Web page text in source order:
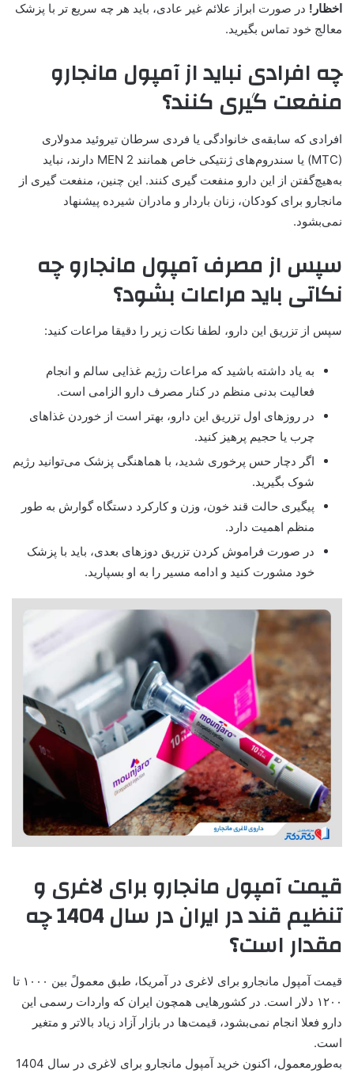
اخظار! در صورت ابراز علائم غیر عادی، باید هر چه سریع تر با پزشک
معالج خود تماس بگیرید.
چه افرادی نباید از آمپول مانجارو
منفعت گیری کنند؟
افرادی که سابقه‌ی خانوادگی یا فردی سرطان تیروئید مدولاری
(MTC) یا سندروم‌های ژنتیکی خاص همانند MEN 2 دارند، نباید
به‌هیچ‌گفتن از این دارو منفعت گیری کنند. این چنین، منفعت گیری از
مانجارو برای کودکان، زنان باردار و مادران شیرده پیشنهاد
نمی‌بشود.
سپس از مصرف آمپول مانجارو چه
نکاتی باید مراعات بشود؟
سپس از تزریق این دارو، لطفا نکات زیر را دقیقا مراعات کنید:
به یاد داشته باشید که مراعات رژیم غذایی سالم و انجام
فعالیت بدنی منظم در کنار مصرف دارو الزامی است.
در روزهای اول تزریق این دارو، بهتر است از خوردن غذاهای
چرب یا حجیم پرهیز کنید.
اگر دچار حس پرخوری شدید، با هماهنگی پزشک می‌توانید رژیم
شوک بگیرید.
پیگیری حالت قند خون، وزن و کارکرد دستگاه گوارش به طور
منظم اهمیت دارد.
در صورت فراموش کردن تزریق دوزهای بعدی، باید با پزشک
خود مشورت کنید و ادامه مسیر را به او بسپارید.
قیمت آمپول مانجارو برای لاغری و
تنظیم قند در ایران در سال 1404 چه
مقدار است؟
قیمت آمپول مانجارو برای لاغری در آمریکا، طبق معمولً بین ۱۰۰۰ تا
۱۲۰۰ دلار است. در کشورهایی همچون ایران که واردات رسمی این
دارو فعلا انجام نمی‌بشود، قیمت‌ها در بازار آزاد زیاد بالاتر و متغیر
است.
به‌طورمعمول، اکنون خرید آمپول مانجارو برای لاغری در سال 1404